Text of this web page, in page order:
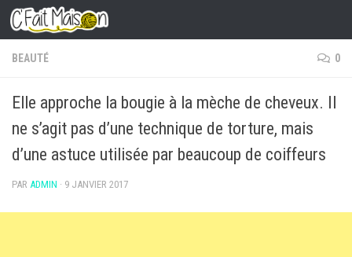
Skip to content
BEAUTÉ 0
Elle approche la bougie à la mèche de cheveux. Il
ne s’agit pas d’une technique de torture, mais
d’une astuce utilisée par beaucoup de coiffeurs
PAR ADMIN · 9 JANVIER 2017